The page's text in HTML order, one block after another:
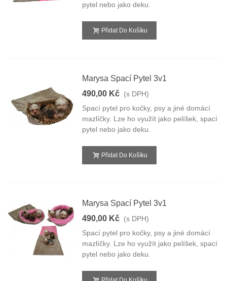
pytel nebo jako deku.
Přidat Do Košíku
Marysa Spací Pytel 3v1
490,00 Kč (s DPH)
Spací pytel pro kočky, psy a jiné domácí
mazlíčky. Lze ho využít jako pelíšek, spací
pytel nebo jako deku.
Přidat Do Košíku
Marysa Spací Pytel 3v1
490,00 Kč (s DPH)
Spací pytel pro kočky, psy a jiné domácí
mazlíčky. Lze ho využít jako pelíšek, spací
pytel nebo jako deku.